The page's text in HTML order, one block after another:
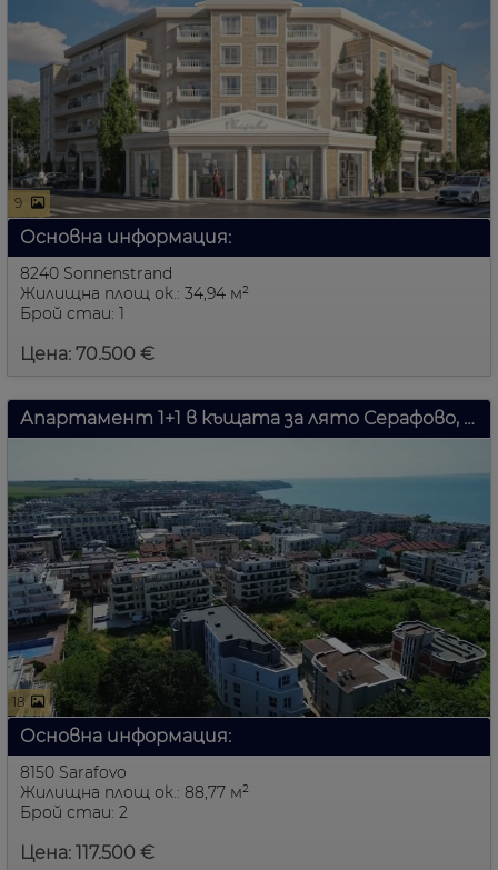
9
Основна информация:
8240 Sonnenstrand
Цена: 70.500 €
Жилищна площ ок.: 34,94 м²
Брой стаи: 1
Апартамент 1+1 в къщата за лято Серафово, България
18
Основна информация:
8150 Sarafovo
Цена: 117.500 €
Жилищна площ ок.: 88,77 м²
Брой стаи: 2